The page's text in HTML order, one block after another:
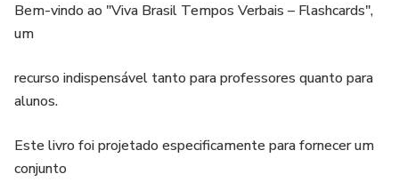
Bem-vindo ao "Viva Brasil Tempos Verbais – Flashcards",
um
recurso indispensável tanto para professores quanto para
alunos.
Este livro foi projetado especificamente para fornecer um
conjunto